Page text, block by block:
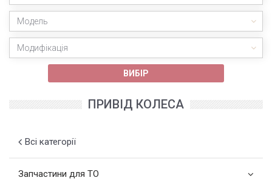
Модель
Модифікація
ВИБІР
ПРИВІД КОЛЕСА
Всі категорії
Запчастини для ТО